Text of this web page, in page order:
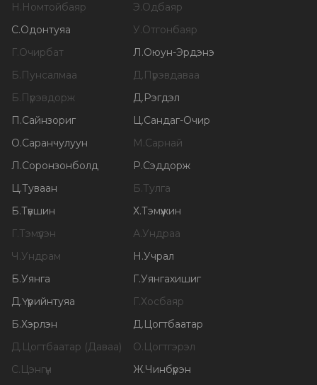
Н.Номтойбаяр Э.Одбаяр
С.Одонтуяа У.Отгонбаяр
Г.Очирбат Л.Оюун-Эрдэнэ
Б.Пунсалмаа Д.Пүрэвдаваа
Б.Пүрэвдорж Д.Рэгдэл
П.Сайнзориг Ц.Сандаг-Очир
О.Саранчулуун М.Сарнай
Л.Соронзонболд Р.Сэддорж
Ц.Туваан Б.Тулга
Б.Түвшин Х.Тэмүүжин
Г.Тэмүүлэн А.Ундраа
Ч.Ундрам Н.Учрал
Б.Уянга Г.Уянгахишиг
Д.Үүрийнтуяа Г.Хосбаяр
Б.Хэрлэн Д.Цогтбаатар
Д.Цогтбаатар (Даваа) О.Цогтгэрэл
С.Цэнгүүн Ж.Чинбүрэн